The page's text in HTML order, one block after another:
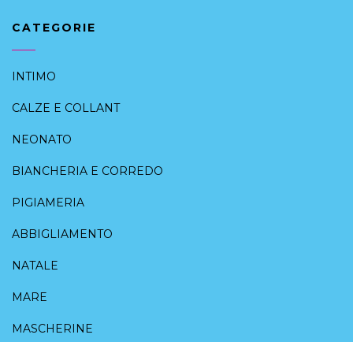
CATEGORIE
INTIMO
CALZE E COLLANT
NEONATO
BIANCHERIA E CORREDO
PIGIAMERIA
ABBIGLIAMENTO
NATALE
MARE
MASCHERINE